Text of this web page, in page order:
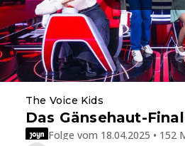
The Voice Kids
Das Gänsehaut-
Folge vom 18.04.2025 • 152